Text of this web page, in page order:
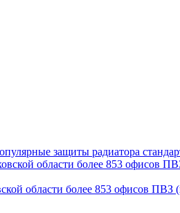
защиты радиатора
области более 853 офисов